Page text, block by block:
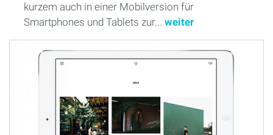
kurzem auch in einer Mobilversion für
Smartphones und Tablets zur... weiter